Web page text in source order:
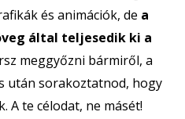
és animációk, de a
által teljesedik ki a
meggyőzni bármiről, a
után sorakoztatnod, hogy
A te célodat, ne másét!